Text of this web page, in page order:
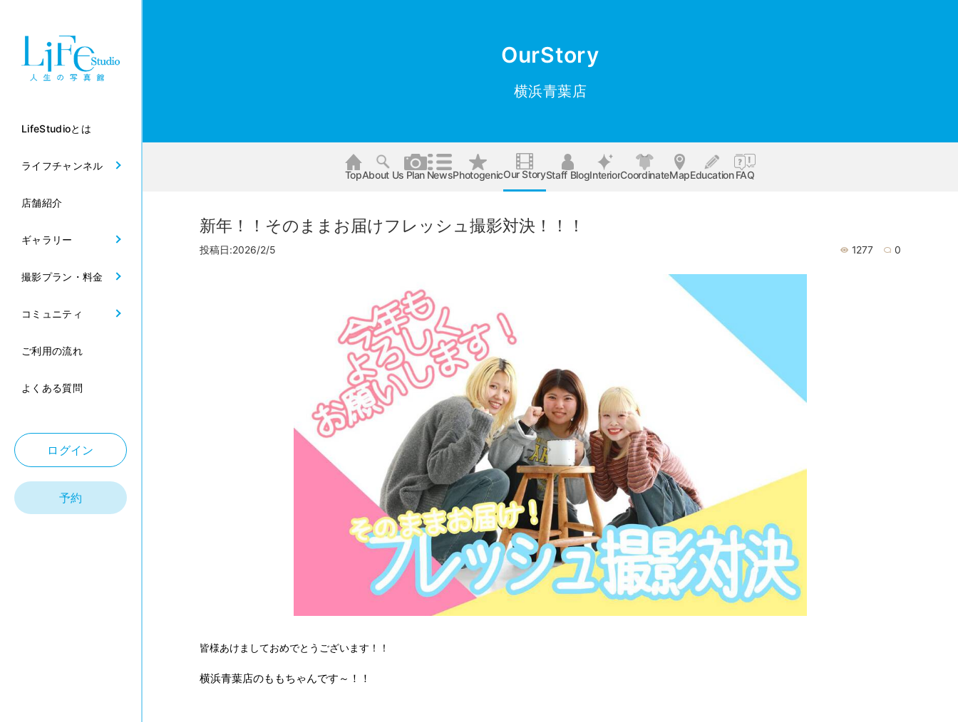
LifeStudioとは
ライフチャンネル
店舗紹介
ギャラリー
撮影プラン・料金
コミュニティ
ご利用の流れ
よくある質問
ログイン
予約
OurStory
横浜青葉店
TopAbout Us Plan NewsPhotogenicOur StoryStaff BlogInteriorCoordinateMapEducationFAQ
新年！！そのままお届けフレッシュ撮影対決！！！
投稿日:2026/2/5 1277 0
皆様あけましておめでとうございます！！
横浜青葉店のももちゃんです～！！